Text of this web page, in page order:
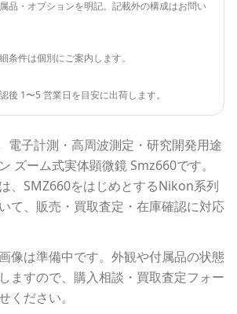
品・オプションを明記。記載外の構成はお問い
条件は個別にご案内します。
後 1〜5 営業日を目安に出荷します。
電子計測・高周波測定・研究開発用途
ズーム式実体顕微鏡 Smz660です。
、 SMZ660をはじめとするNikon系列
て、販売・買取査定・在庫確認に対応
像は準備中です。外観や付属品の状態
ますので、購入相談・買取査定フォー
ください。